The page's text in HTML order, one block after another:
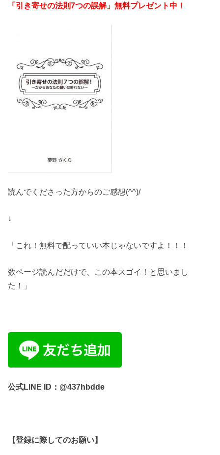
「引き寄せの法則7つの誤解」無料プレゼント中！
読んでくださった方からのご感想(^^)/
↓
「これ！無料で配っていい本じゃないですよ！！！
数ページ読んだだけで、この本スゴイ！と思いまし
た！」
公式LINE ID：@437hbdde
【登録に際してのお願い】